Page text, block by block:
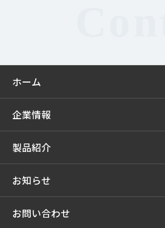
ホーム
企業情報
製品紹介
お知らせ
お問い合わせ